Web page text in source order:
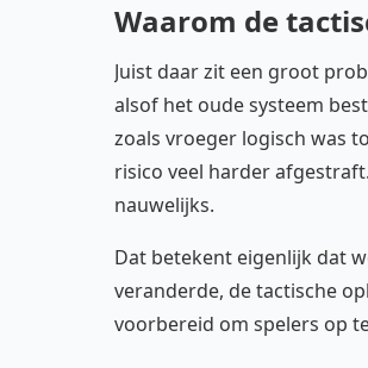
Waarom de
Juist daar zit een groot
alsof het oude systeem
zoals vroeger logisch was
risico veel harder
nauwelijks.
Dat betekent eigenlijk dat
veranderde, de tactische
voorbereid om spelers op